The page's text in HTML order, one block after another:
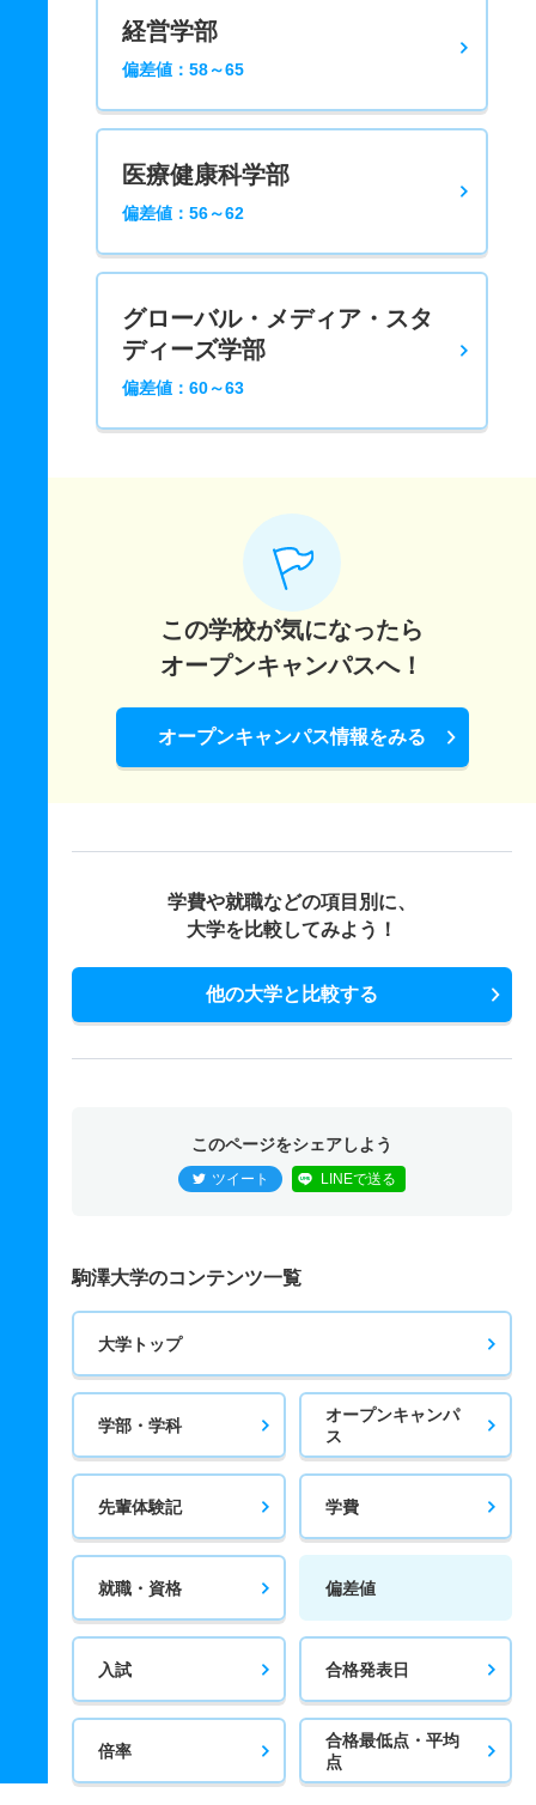
経営学部
偏差値：58～65
医療健康科学部
偏差値：56～62
グローバル・メディア・スタ
ディーズ学部
偏差値：60～63
この学校が気になったら
オープンキャンパスへ！
オープンキャンパス情報をみる
学費や就職などの項目別に、
大学を比較してみよう！
他の大学と比較する
このページをシェアしよう
ツイート LINEで送る
駒澤大学のコンテンツ一覧
大学トップ
学部・学科
オープンキャンパ
ス
先輩体験記 学費
就職・資格 偏差値
入試 合格発表日
倍率
合格最低点・平均
点